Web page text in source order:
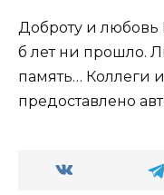
Доброту и
б лет ни прошло.
память… Коллеги
предоставлено